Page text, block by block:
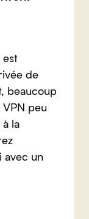
est
de
beaucoup
peu
la
avec un